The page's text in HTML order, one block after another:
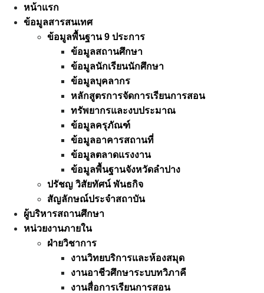
Skip
หน้าแรก
ข้อมูลสารสนเทศ
ข้อมูลพื้นฐาน 9 ประการ
ข้อมูลสถานศึกษา
ข้อมูลนักเรียนนักศึกษา
ข้อมูลบุคลากร
หลักสูตรการจัดการเรียนการสอน
ทรัพยากรและงบประมาณ
ข้อมูลครุภัณฑ์
ข้อมูลอาคารสถานที่
ข้อมูลตลาดแรงงาน
ข้อมูลพื้นฐานจังหวัดลำปาง
ปรัชญ วิสัยทัศน์ พันธกิจ
สัญลักษณ์ประจำสถาบัน
ผู้บริหารสถานศึกษา
หน่วยงานภายใน
ฝ่ายวิชาการ
งานวิทยบริการและห้องสมุด
งานอาชีวศึกษาระบบทวิภาคี
งานสื่อการเรียนการสอน